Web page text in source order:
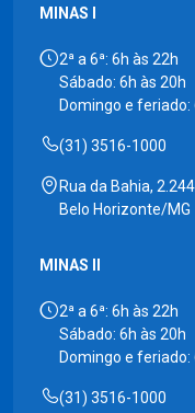
MINAS I
2ª a 6ª: 6h às 22h
Sábado: 6h às 20h
Domingo e feriado:
(31) 3516-1000
Rua da Bahia,
Belo Horizonte/MG
MINAS II
2ª a 6ª: 6h às 22h
Sábado: 6h às 20h
Domingo e feriado:
(31) 3516-1000